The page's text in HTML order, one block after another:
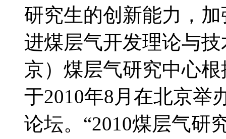
研究生的创新能力，
进煤层气开发理论与
京）煤层气研究中心
于2010年8月在北京举
论坛。“2010煤层气研